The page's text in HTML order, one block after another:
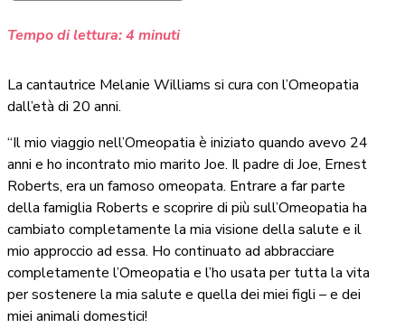
Tempo di lettura:4 minuti
La cantautrice Melanie Williams si cura con l’Omeopatia
dall’età di 20 anni.
“Il mio viaggio nell’Omeopatia è iniziato quando avevo 24
anni e ho incontrato mio marito Joe. Il padre di Joe, Ernest
Roberts, era un famoso omeopata. Entrare a far parte
della famiglia Roberts e scoprire di più sull’Omeopatia ha
cambiato completamente la mia visione della salute e il
mio approccio ad essa. Ho continuato ad abbracciare
completamente l’Omeopatia e l’ho usata per tutta la vita
per sostenere la mia salute e quella dei miei figli – e dei
miei animali domestici!